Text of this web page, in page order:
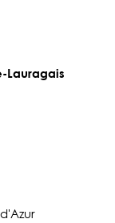
Lauragais